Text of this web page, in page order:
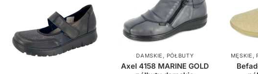
DAMSKIE , PÓŁBUTY
Axel 4158 MARINE GOLD
MĘSKIE ,